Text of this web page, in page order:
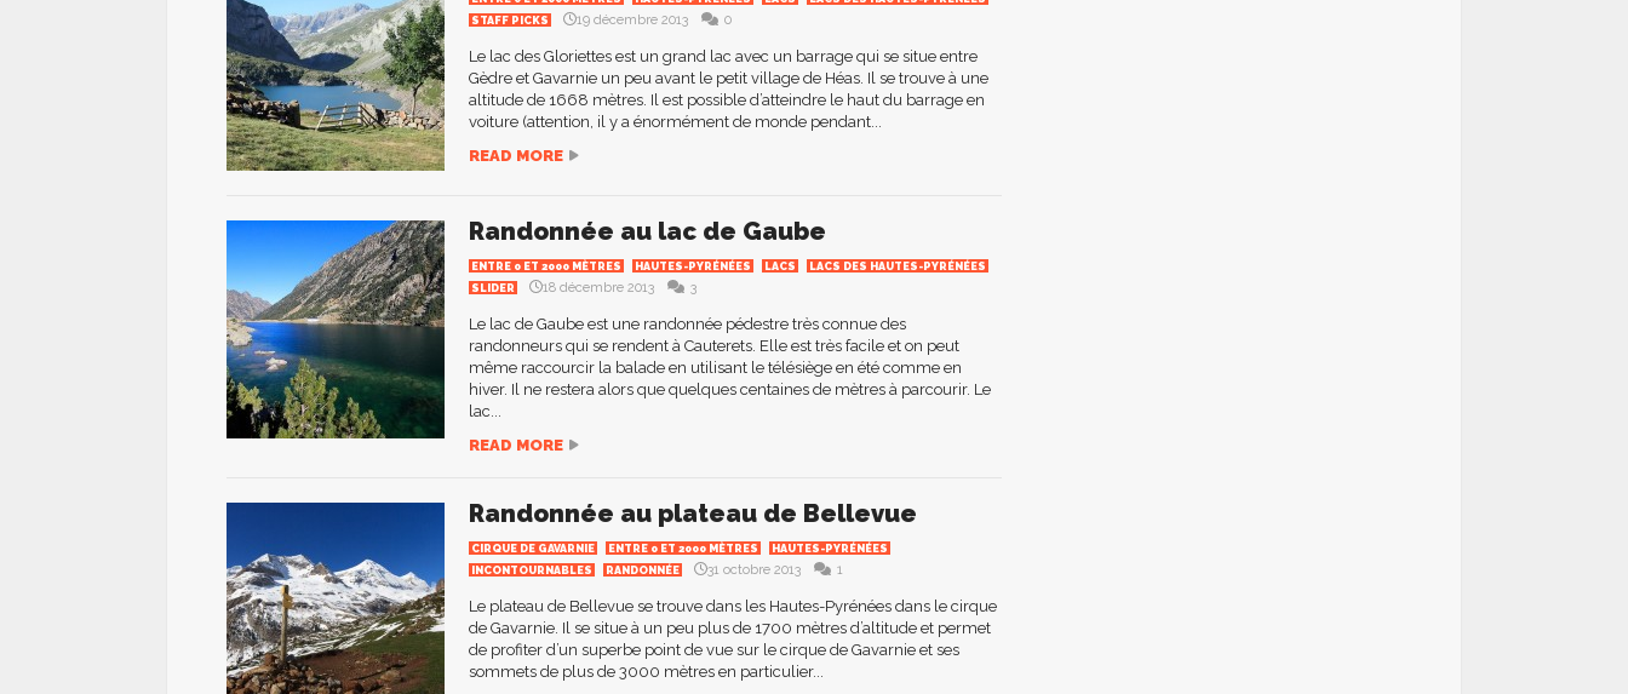
STAFF PICKS
19 décembre 2013 0
Le lac des Gloriettes est un grand lac avec un barrage qui se situe entre
Gèdre et Gavarnie un peu avant le petit village de Héas. Il se trouve à une
altitude de 1668 mètres. Il est possible d’atteindre le haut du barrage en
voiture (attention, il y a énormément de monde pendant...
READ MORE
Randonnée au lac de Gaube
ENTRE 0 ET 2000 MÈTRES HAUTES-PYRÉNÉES LACS
LACS DES HAUTES-PYRÉNÉES
SLIDER
18 décembre 2013 3
Le lac de Gaube est une randonnée pédestre très connue des
randonneurs qui se rendent à Cauterets. Elle est très facile et on peut
même raccourcir la balade en utilisant le télésiège en été comme en
hiver. Il ne restera alors que quelques centaines de mètres à parcourir. Le
lac...
READ MORE
Randonnée au plateau de Bellevue
CIRQUE DE GAVARNIE ENTRE 0 ET 2000 MÈTRES
HAUTES-PYRÉNÉES
INCONTOURNABLES
RANDONNÉE 31 octobre 2013 1
Le plateau de Bellevue se trouve dans les Hautes-Pyrénées dans le cirque
de Gavarnie. Il se situe à un peu plus de 1700 mètres d’altitude et permet
de profiter d’un superbe point de vue sur le cirque de Gavarnie et ses
sommets de plus de 3000 mètres en particulier...